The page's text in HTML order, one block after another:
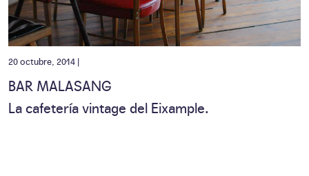
20 octubre, 2014 |
BAR MALASANG
La cafetería vintage del Eixample.